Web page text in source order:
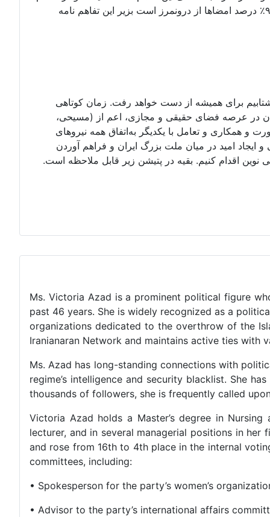
Ms. Victoria Azad is a prominent political figure
past 46 years. She is widely recognized as a
organizations dedicated to the overthrow of the
Iranianaran Network and maintains active ties with
Ms. Azad has long-standing connections with
regime’s intelligence and security blacklist. She
thousands of followers, she is frequently called
Victoria Azad holds a Master’s degree in
lecturer, and in several managerial positions in
and rose from 16th to 4th place in the internal
committees, including:
• Spokesperson for the party’s women’s
• Advisor to the party’s international affairs
کنید. امضای شما میتواند با اسم مستعار نیز باشد. بداخل پتیشین بروید و درخواستنامه را امضا کنید. تا کنون۶۷۲ امضا که دستکم ۹۰٪ درصد امضاها از درونمرز است بزیر این تفاهم نامه
برای همیشه از دست خواهد رفت. زمان کوتاهی
در عرصه فضای حقیقی و مجازی، اعم از (مسیحی،
و همکاری و تعامل با یکدیگر به‌اتفاق همه نیروهای
امید در میان ملت بزرگ ایران و فراهم آوردن
اقدام کنیم. بقیه در پتیشن زیر قابل ملاحظه است.